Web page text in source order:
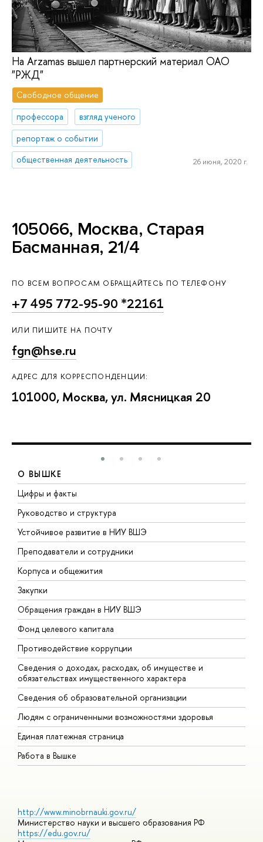
На Arzamas вышел партнерский материал ОАО
"РЖД"
Свободное общение
профессора
взгляд ученого
репортаж о событии
общественная деятельность
26 июня, 2020 г.
105066, Москва, Старая
Басманная, 21/4
ПО ВСЕМ ВОПРОСАМ ОБРАЩАЙТЕСЬ ПО ТЕЛЕФОНУ
+7 495 772-95-90 *22161
ИЛИ ПИШИТЕ НА ПОЧТУ
fgn@hse.ru
АДРЕС ДЛЯ КОРРЕСПОНДЕНЦИИ:
101000, Москва, ул. Мясницкая 20
О ВЫШКЕ
Цифры и факты
Руководство и структура
Устойчивое развитие в НИУ ВШЭ
Преподаватели и сотрудники
Корпуса и общежития
Закупки
Обращения граждан в НИУ ВШЭ
Фонд целевого капитала
Противодействие коррупции
Сведения о доходах, расходах, об имуществе и
обязательствах имущественного характера
Сведения об образовательной организации
Людям с ограниченными возможностями здоровья
Единая платежная страница
Работа в Вышке
http://www.minobrnauki.gov.ru/
Министерство науки и высшего образования РФ
https://edu.gov.ru/